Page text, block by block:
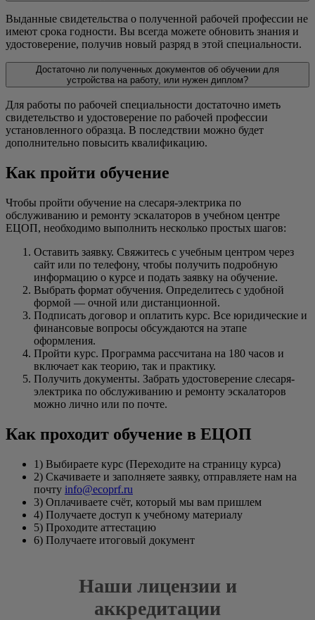
Выданные свидетельства о полученной рабочей профессии не
имеют срока годности. Вы всегда можете обновить знания и
удостоверение, получив новый разряд в этой специальности.
Достаточно ли полученных документов об обучении для
устройства на работу, или нужен диплом?
Для работы по рабочей специальности достаточно иметь
свидетельство и удостоверение по рабочей профессии
установленного образца. В последствии можно будет
дополнительно повысить квалификацию.
Как пройти обучение
Чтобы пройти обучение на слесаря-электрика по
обслуживанию и ремонту эскалаторов в учебном центре
ЕЦОП, необходимо выполнить несколько простых шагов:
Оставить заявку. Свяжитесь с учебным центром через
сайт или по телефону, чтобы получить подробную
информацию о курсе и подать заявку на обучение.
Выбрать формат обучения. Определитесь с удобной
формой — очной или дистанционной.
Подписать договор и оплатить курс. Все юридические и
финансовые вопросы обсуждаются на этапе
оформления.
Пройти курс. Программа рассчитана на 180 часов и
включает как теорию, так и практику.
Получить документы. Забрать удостоверение слесаря-
электрика по обслуживанию и ремонту эскалаторов
можно лично или по почте.
Как проходит обучение в ЕЦОП
1) Выбираете курс (Переходите на страницу курса)
2) Скачиваете и заполняете заявку, отправляете нам на
почту info@ecoprf.ru
3) Оплачиваете счёт, который мы вам пришлем
4) Получаете доступ к учебному материалу
5) Проходите аттестацию
6) Получаете итоговый документ
Наши лицензии и
аккредитации